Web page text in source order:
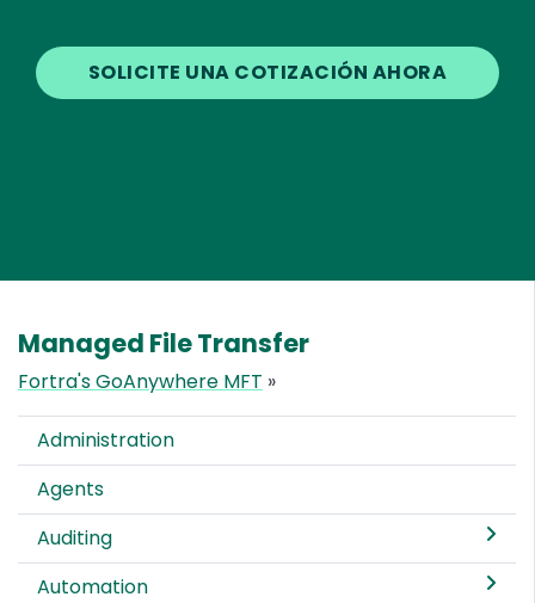
SOLICITE UNA COTIZACIÓN AHORA
Managed File Transfer
Fortra's GoAnywhere MFT »
Administration
Agents
Auditing
Automation